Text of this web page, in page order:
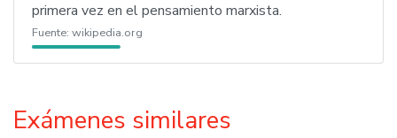
primera vez en el pensamiento marxista.
Fuente: wikipedia.org
Exámenes similares